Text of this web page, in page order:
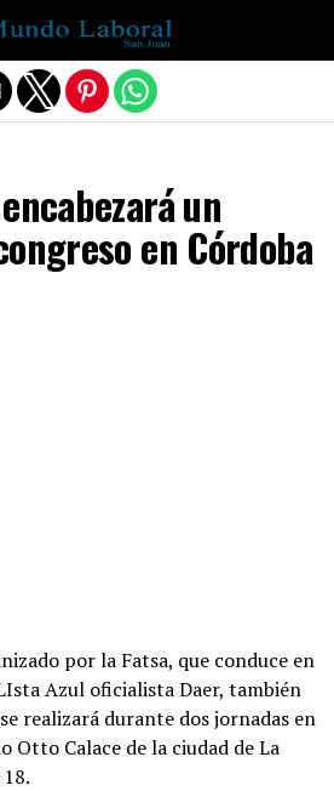
un
en Córdoba
por la Fatsa, que conduce en
Azul oficialista Daer, también
realizará durante dos jornadas en
Otto Calace de la ciudad de La
la versión móvil